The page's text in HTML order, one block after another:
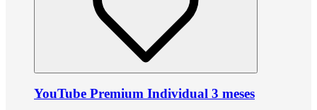
YouTube Premium Individual 3 meses